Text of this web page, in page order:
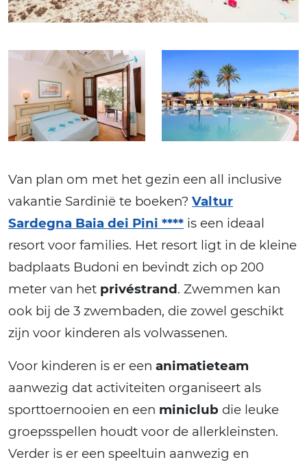
Van plan om met het gezin een all inclusive
vakantie Sardinië te boeken? Valtur
Sardegna Baia dei Pini **** is een ideaal
resort voor families. Het resort ligt in de kleine
badplaats Budoni en bevindt zich op 200
meter van het privéstrand. Zwemmen kan
ook bij de 3 zwembaden, die zowel geschikt
zijn voor kinderen als volwassenen.
Voor kinderen is er een animatieteam
aanwezig dat activiteiten organiseert als
sporttoernooien en een miniclub die leuke
groepsspellen houdt voor de allerkleinsten.
Verder is er een speeltuin aanwezig en